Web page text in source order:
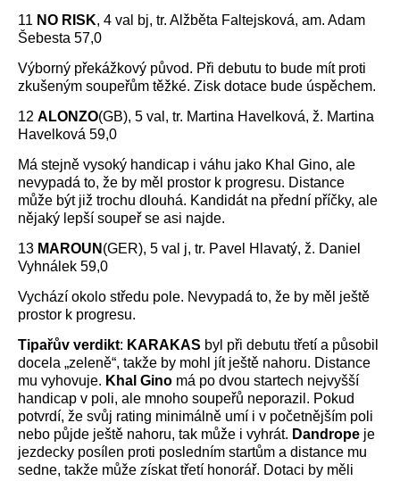
11 NO RISK, 4 val bj, tr. Alžběta Faltejsková, am. Adam
Šebesta 57,0
Výborný překážkový původ. Při debutu to bude mít proti
zkušeným soupeřům těžké. Zisk dotace bude úspěchem.
12 ALONZO(GB), 5 val, tr. Martina Havelková, ž. Martina
Havelková 59,0
Má stejně vysoký handicap i váhu jako Khal Gino, ale
nevypadá to, že by měl prostor k progresu. Distance
může být již trochu dlouhá. Kandidát na přední příčky, ale
nějaký lepší soupeř se asi najde.
13 MAROUN (GER), 5 val j, tr. Pavel Hlavatý, ž. Daniel
Vyhnálek 59,0
Vychází okolo středu pole. Nevypadá to, že by měl ještě
prostor k progresu.
Tipařův verdikt: KARAKAS byl při debutu třetí a působil
docela „zeleně“, takže by mohl jít ještě nahoru. Distance
mu vyhovuje. Khal Gino má po dvou startech nejvyšší
handicap v poli, ale mnoho soupeřů neporazil. Pokud
potvrdí, že svůj rating minimálně umí i v početnějším poli
nebo půjde ještě nahoru, tak může i vyhrát. Dandrope je
jezdecky posílen proti posledním startům a distance mu
sedne, takže může získat třetí honorář. Dotaci by měli